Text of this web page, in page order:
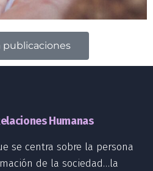
publicaciones
Humanas
se centra sobre la persona
de la sociedad…la